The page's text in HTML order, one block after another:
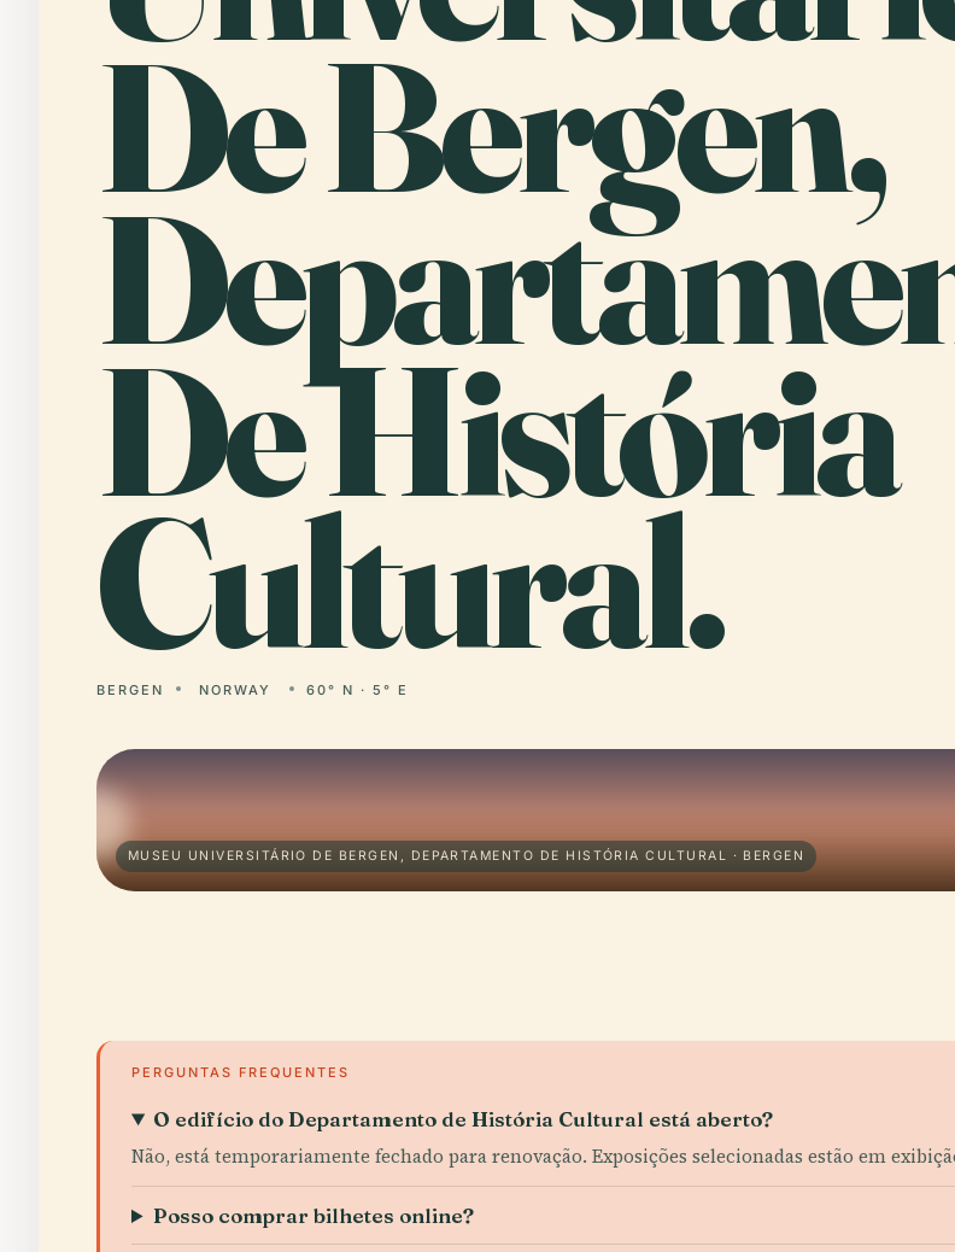
De Bergen,
De História
Cultural.
BERGEN NORWAY 60° N · 5° E
MUSEU UNIVERSITÁRIO DE BERGEN, DEPARTAMENTO DE HISTÓRIA CULTURAL · BERGEN
PERGUNTAS FREQUENTES
O edifício do Departamento de História Cultural está aberto?
Não, está temporariamente fechado para renovação. Exposições selecionadas estão em
Posso comprar bilhetes online?